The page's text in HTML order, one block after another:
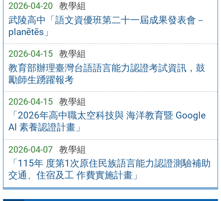
2026-04-20 教學組
武陵高中「語文資優班第二十一屆成果發表會－
planētēs」
2026-04-15 教學組
教育部辦理臺灣台語語言能力認證考試資訊，鼓
勵師生踴躍報考
2026-04-15 教學組
「2026年高中職太空科技與 海洋教育暨 Google
AI 素養認證計畫」
2026-04-07 教學組
「115年 度第1次原住民族語言能力認證測驗補助
交通、住宿及工 作費實施計畫」